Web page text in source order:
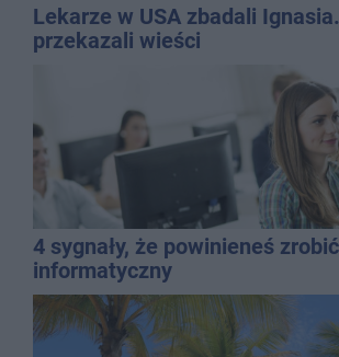
Lekarze w USA zbadali
przekazali wieści
4 sygnały, że powinieneś
informatyczny